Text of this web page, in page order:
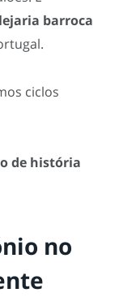
barroca
ciclos
de história
no